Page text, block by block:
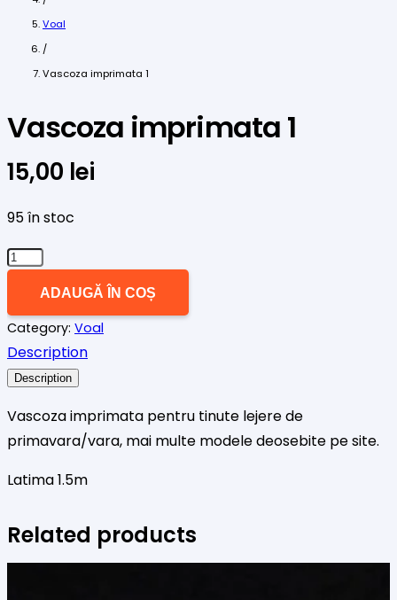
Voal
/
Vascoza imprimata 1
Vascoza imprimata 1
15,00 lei
95 în stoc
Cantitate
1
ADAUGĂ ÎN COȘ
Category: Voal
Description
Description
Vascoza imprimata pentru tinute lejere de
primavara/vara, mai multe modele deosebite pe site.
Latima 1.5m
Related products